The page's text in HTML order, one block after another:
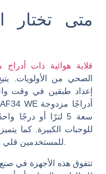
متى تختار
قلاية هوائية ذات أدراج
الصحي من الأولويات.
إعداد طبقين في وقت
تتفوق هذه الأجهزة في